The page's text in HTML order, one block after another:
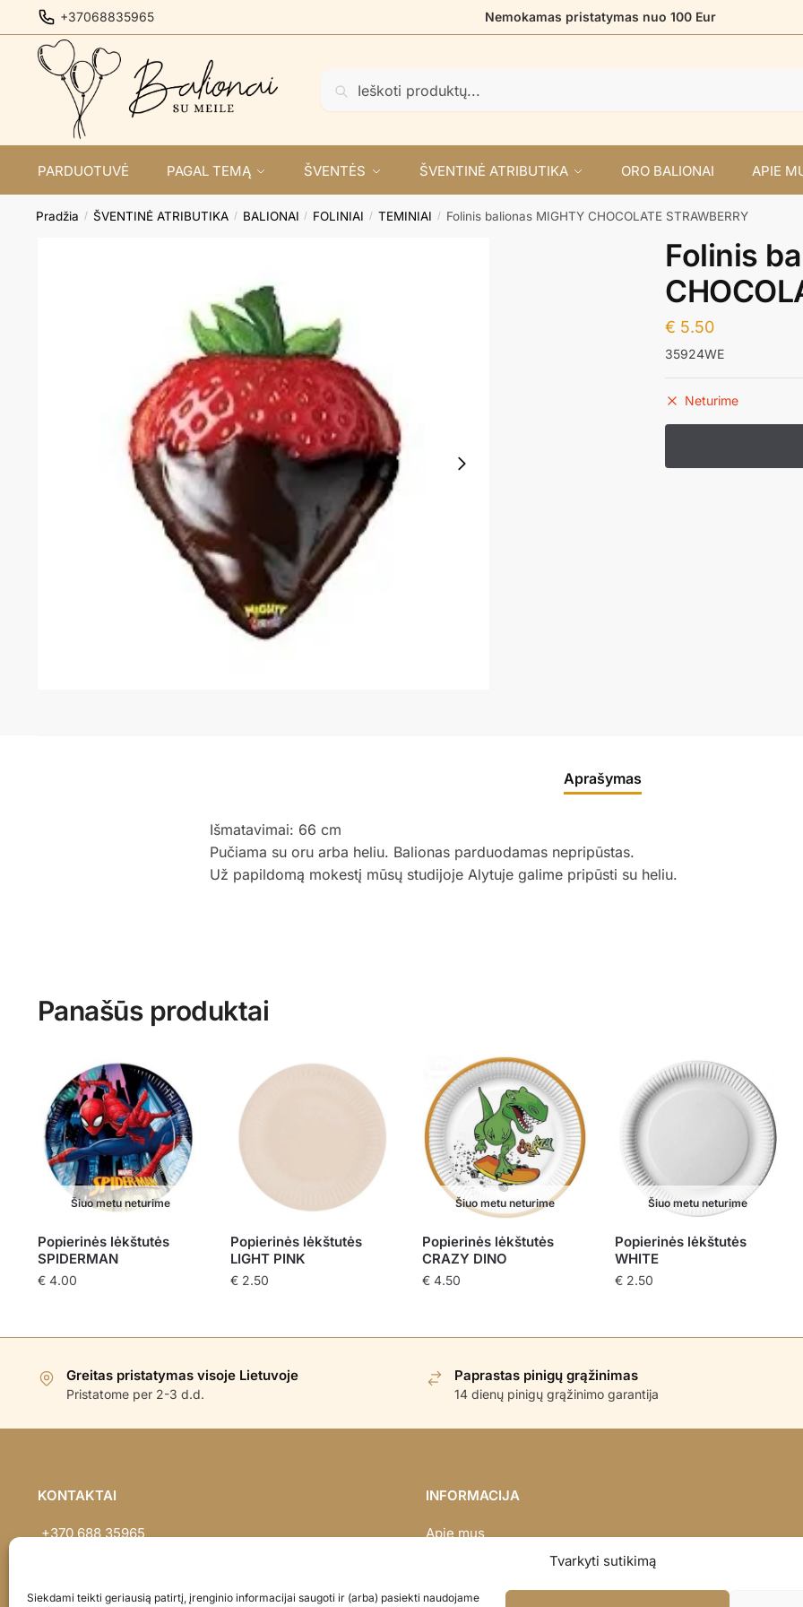
Tvarkyti sutikimą
Siekdami teikti geriausią patirtį, įrenginio informacijai saugoti ir (arba) pasiekti naudojame
to
navigation
to
content
+37068835965 Nemokamas pristatymas nuo 100 Eur
PARDUOTUVĖ PAGAL TEMĄ ŠVENTĖS ŠVENTINĖ ATRIBUTIKA ORO BALIONAI APIE
Pradžia / ŠVENTINĖ ATRIBUTIKA / BALIONAI / FOLINIAI / TEMINIAI / Folinis balionas MIGHTY CHOCOLATE STRAWBERRY
Folinis
€ 5.50
35924WE
Neturime
Aprašymas
Išmatavimai: 66 cm
Pučiama su oru arba heliu. Balionas parduodamas nepripūstas.
Už papildomą mokestį mūsų studijoje Alytuje galime pripūsti su heliu.
Panašūs produktai
Šiuo metu neturime
Popierinės lėkštutės
SPIDERMAN
€4.00
Popierinės lėkštutės
LIGHT PINK
€2.50
Šiuo metu neturime
Popierinės lėkštutės
CRAZY DINO
€ 4.50
Šiuo metu neturime
Popierinės lėkštutės
WHITE
€ 2.50
Greitas pristatymas visoje Lietuvoje
Pristatome per 2-3 d.d.
Paprastas pinigų grąžinimas
14 dienų pinigų grąžinimo garantija
KONTAKTAI
+370 688 35965
INFORMACIJA
Apie mus